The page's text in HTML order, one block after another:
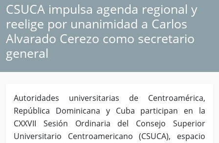
CSUCA impulsa agenda regional y
reelige por unanimidad a Carlos
Alvarado Cerezo como secretario
general
Autoridades universitarias de Centroamérica,
República Dominicana y Cuba participan en la
CXXVII Sesión Ordinaria del Consejo Superior
Universitario Centroamericano (CSUCA), espacio